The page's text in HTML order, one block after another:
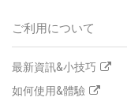
ご利用について
最新資訊&小技巧
如何使用&體驗